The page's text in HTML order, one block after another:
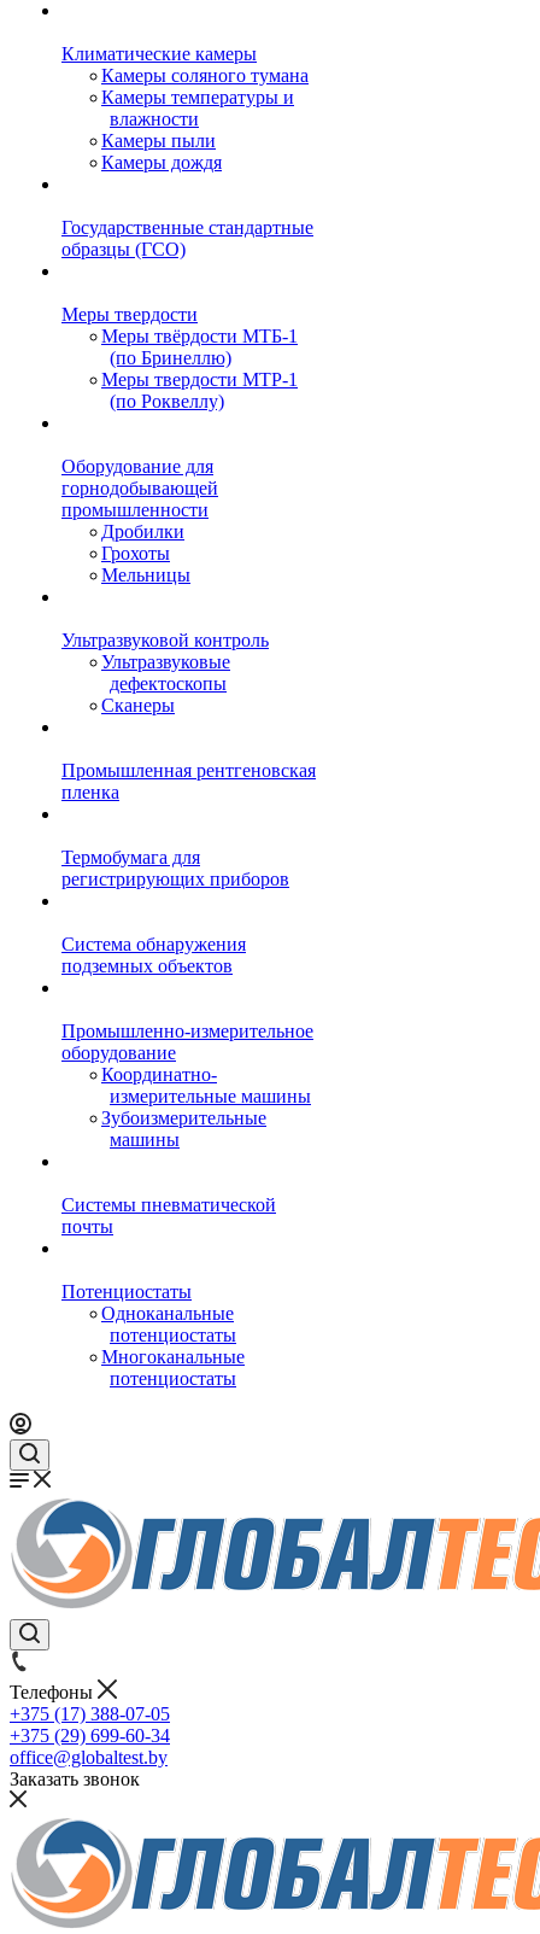
Климатические камеры
Камеры соляного тумана
Камеры температуры и
влажности
Камеры пыли
Камеры дождя
Государственные стандартные
образцы (ГСО)
Меры твердости
Меры твёрдости МТБ-1
(по Бринеллю)
Меры твердости МТР-1
(по Роквеллу)
Оборудование для
горнодобывающей
промышленности
Дробилки
Грохоты
Мельницы
Ультразвуковой контроль
Ультразвуковые
дефектоскопы
Сканеры
Промышленная рентгеновская
пленка
Термобумага для
регистрирующих приборов
Система обнаружения
подземных объектов
Промышленно-измерительное
оборудование
Координатно-
измерительные машины
Зубоизмерительные
машины
Системы пневматической
почты
Потенциостаты
Одноканальные
потенциостаты
Многоканальные
потенциостаты
Телефоны
+375 (17) 388-07-05
+375 (29) 699-60-34
office@globaltest.by
Заказать звонок